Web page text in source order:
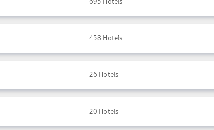
458 Hotels
26 Hotels
20 Hotels